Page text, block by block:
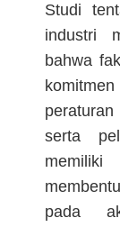
Studi
industri
bahwa
serta
pada